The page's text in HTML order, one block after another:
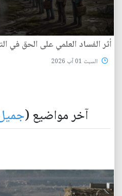
أثر الفساد العلمي على الحق في
السبت 01 آب 2026
آخر مواضيع (